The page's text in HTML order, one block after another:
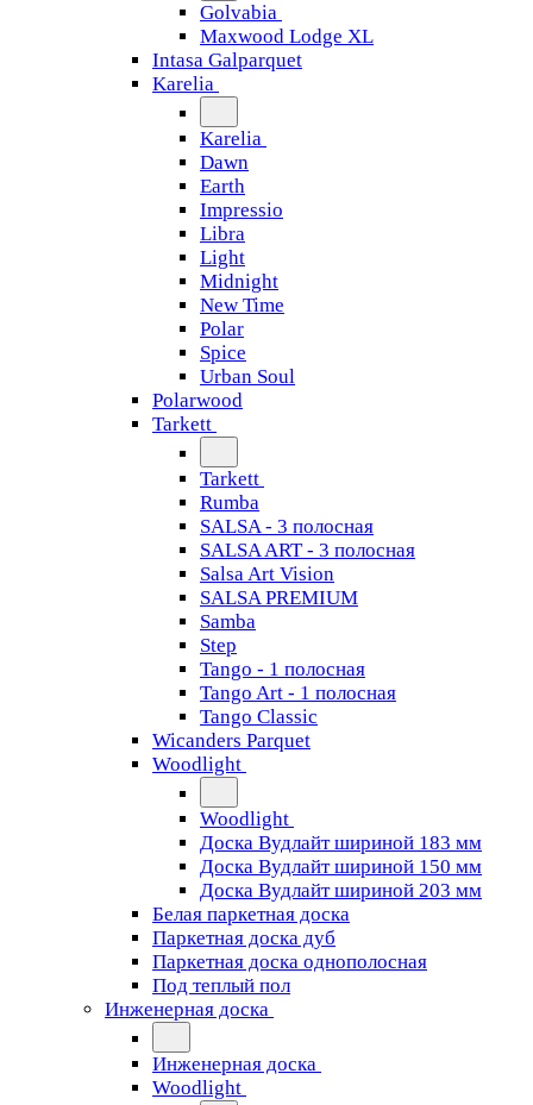
Golvabia
Maxwood Lodge XL
Intasa Galparquet
Karelia
Karelia
Dawn
Earth
Impressio
Libra
Light
Midnight
New Time
Polar
Spice
Urban Soul
Polarwood
Tarkett
Tarkett
Rumba
SALSA - 3 полосная
SALSA ART - 3 полосная
Salsa Art Vision
SALSA PREMIUM
Samba
Step
Tango - 1 полосная
Tango Art - 1 полосная
Tango Classiс
Wicanders Parquet
Woodlight
Woodlight
Доска Вудлайт шириной 183 мм
Доска Вудлайт шириной 150 мм
Доска Вудлайт шириной 203 мм
Белая паркетная доска
Паркетная доска дуб
Паркетная доска однополосная
Под теплый пол
Инженерная доска
Инженерная доска
Woodlight